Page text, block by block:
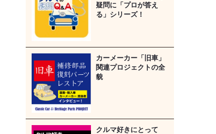
疑問に「プロが答え
る」シリーズ！
カーメーカー「旧車」
関連プロジェクトの全
貌
クルマ好きにとって